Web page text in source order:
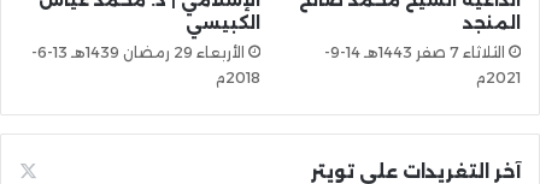
المنجد
الثلاثاء 7 صفر 1443هـ 14-9-
2021م
الكبيسي
الأربعاء 29 رمضان 1439هـ 13-6-
2018م
آخر التغريدات على تويتر